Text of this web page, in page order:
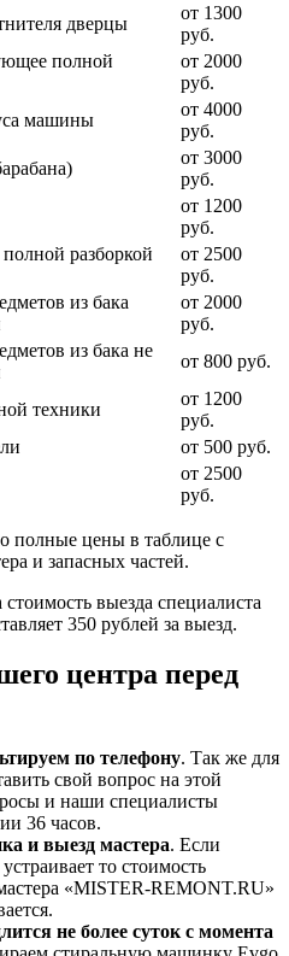
дверцы
от 1300
руб.
полной
от 2000
руб.
машины
от 4000
руб.
от 3000
руб.
от 1200
руб.
разборкой
от 2500
руб.
из бака
от 2000
руб.
из бака не
от 800 руб.
техники
от 1200
руб.
от 500 руб.
от 2500
руб.
полные цены в таблице с
и запасных частей.
выезда специалиста
350 рублей за выезд.
центра перед
по телефону. Так же для
свой вопрос на этой
и наши специалисты
36 часов.
и выезд мастера. Если
то стоимость
«MISTER-REMONT.RU»
не более суток с момента